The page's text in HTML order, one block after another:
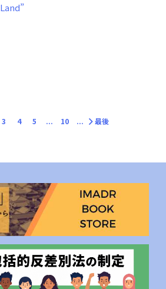
3 4 5 ... 10 ... 最後